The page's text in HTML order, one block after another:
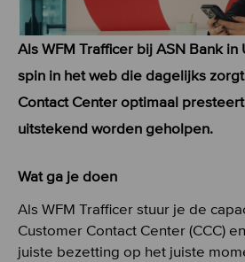
Als WFM Trafficer bij ASN Bank
spin in het web die dagelijks
Contact Center optimaal
uitstekend worden geholpen.
Wat ga je doen
Als WFM Trafficer stuur je de
Customer Contact Center (CCC)
juiste bezetting op het juiste